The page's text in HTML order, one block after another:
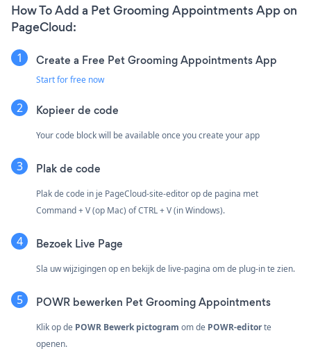
How To Add a Pet Grooming Appointments App on
PageCloud:
Create a Free Pet Grooming Appointments App
Start for free now
Kopieer de code
Your code block will be available once you create your app
Plak de code
Plak de code in je PageCloud-site-editor op de pagina met
Command + V (op Mac) of CTRL + V (in Windows).
Bezoek Live Page
Sla uw wijzigingen op en bekijk de live-pagina om de plug-in te zien.
POWR bewerken Pet Grooming Appointments
Klik op de POWR Bewerk pictogram om de POWR-editorte
openen.